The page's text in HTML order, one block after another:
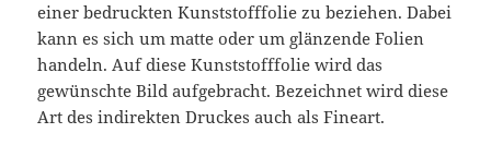
einer bedruckten Kunststofffolie zu beziehen. Dabei
kann es sich um matte oder um glänzende Folien
handeln. Auf diese Kunststofffolie wird das
gewünschte Bild aufgebracht. Bezeichnet wird diese
Art des indirekten Druckes auch als Fineart.